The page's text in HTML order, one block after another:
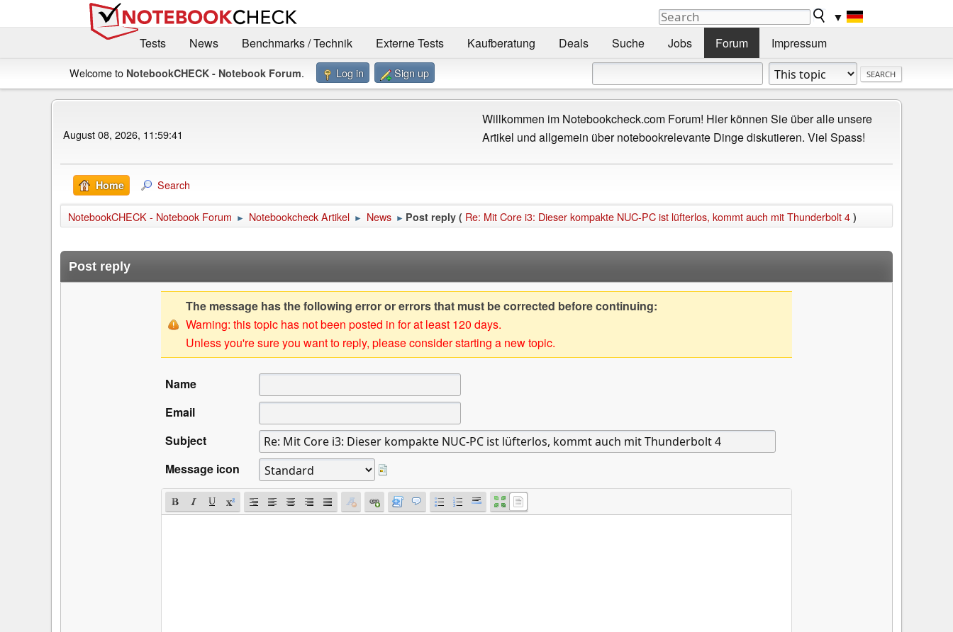
▼
Tests
News Benchmarks / Technik Externe Tests Kaufberatung Deals Suche Jobs Forum Impressum
Welcome to NotebookCHECK - Notebook Forum. Log in Sign up
August 08, 2026, 11:59:41
Willkommen im Notebookcheck.com Forum! Hier können Sie über alle unsere
Artikel und allgemein über notebookrelevante Dinge diskutieren. Viel Spass!
Home Search
NotebookCHECK - Notebook Forum ► Notebookcheck Artikel ► News ► Post reply ( Re: Mit Core i3: Dieser kompakte NUC-PC ist lüfterlos, kommt auch mit Thunderbolt 4 )
Post reply
The message has the following error or errors that must be corrected before continuing:
Warning: this topic has not been posted in for at least 120 days.
Unless you're sure you want to reply, please consider starting a new topic.
Name
Email
Subject
Message icon